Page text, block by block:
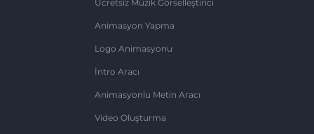
Ücretsiz Müzik Görselleştirici
Animasyon Yapma
Logo Animasyonu
İntro Aracı
Animasyonlu Metin Aracı
Video Oluşturma